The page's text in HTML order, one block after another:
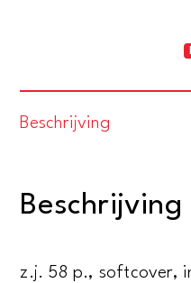
Beschrijving
Beschrijving
z.j. 58 p., softcover,